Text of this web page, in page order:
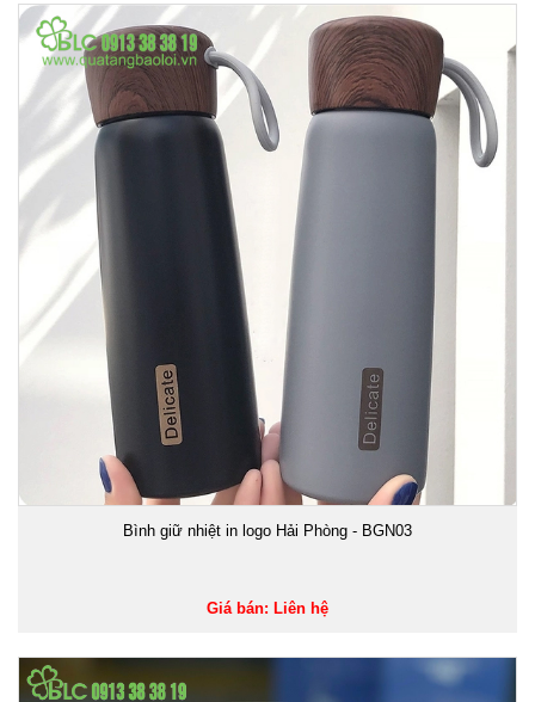
Bình giữ nhiệt in logo Hải Phòng - BGN03
Giá bán: Liên hệ